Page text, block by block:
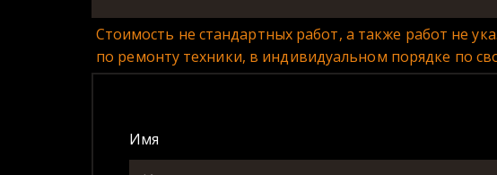
Стоимость не стандартных работ, а также работ не
по ремонту техники, в индивидуальном порядке по
Имя